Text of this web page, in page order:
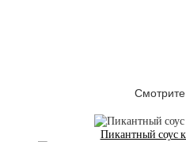
Пикантный соус